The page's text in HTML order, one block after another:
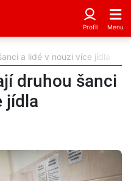
a lidé v nouzi více jídla
druhou šanci
jídla